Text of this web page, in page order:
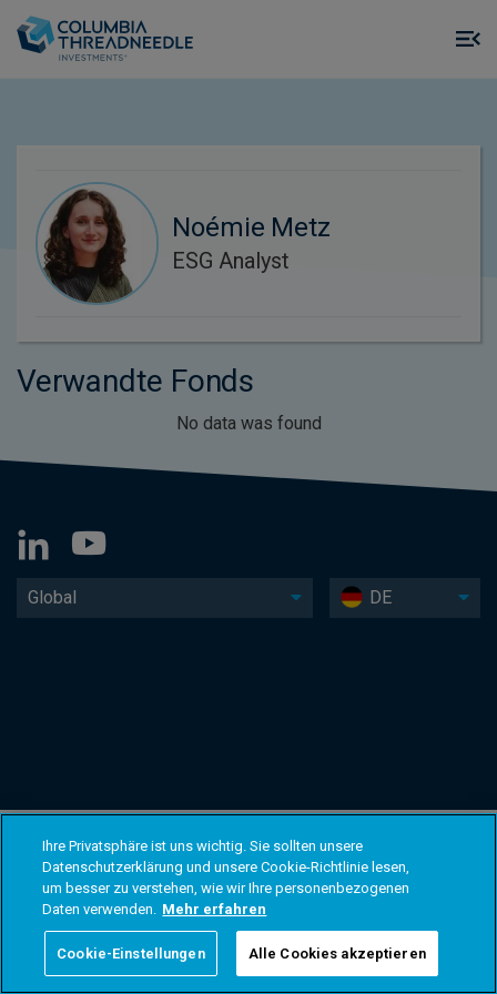
Noémie Metz
ESG Analyst
Verwandte Fonds
No data was found
Global DE
Ihre Privatsphäre ist uns wichtig. Sie sollten unsere
Datenschutzerklärung und unsere Cookie-Richtlinie lesen,
um besser zu verstehen, wie wir Ihre personenbezogenen
Daten verwenden. Mehr erfahren
Cookie-Einstellungen Alle Cookies akzeptieren